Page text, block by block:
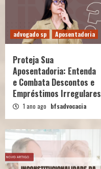
advogado sp Aposentadoria
Proteja Sua
Aposentadoria: Entenda
e Combata Descontos e
Empréstimos Irregulares
1 ano ago bfsadvocacia